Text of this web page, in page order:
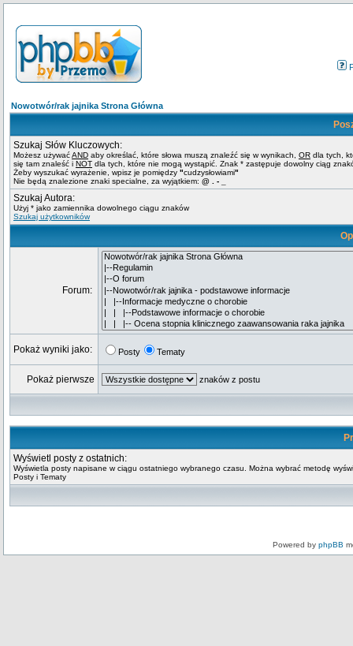
Nowotwór/rak jajnika Strona Główna
Szukaj Słów Kluczowych:
Możesz używaćAND aby określać, które słowa muszą znaleźć się w wynikach, OR dla tych,
się tam znaleść i NOT dla tych, które nie mogą wystąpić. Znak * zastępuje dowolny ciąg
Żeby wyszukać wyrażenie, wpisz je pomiędzy "cudzysłowiami"
Nie będą znalezione znaki specialne, za wyjątkiem: @ . - _
Szukaj Autora:
Użyj * jako zamiennika dowolnego ciągu znaków
Szukaj użytkowników
Forum:
Pokaż wyniki jako: Posty Tematy
Pokaż pierwsze znaków z postu
Wyświetl posty z ostatnich:
Wyświetla posty napisane w ciągu ostatniego wybranego czasu. Można wybrać metodę
Posty i Tematy
Powered by phpBB